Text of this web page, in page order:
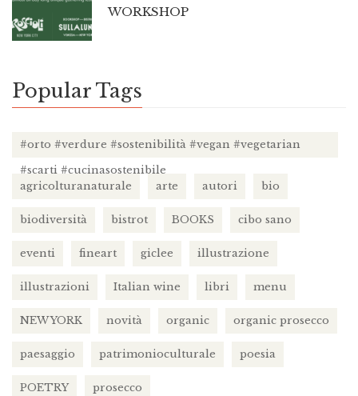
WORKSHOP
Popular Tags
#orto #verdure #sostenibilità #vegan #vegetarian
#scarti #cucinasostenibile
agricolturanaturale
arte autori bio
biodiversità bistrot BOOKS cibo sano
eventi fineart giclee illustrazione
illustrazioni Italian wine libri menu
NEW YORK novità organic organic prosecco
paesaggio patrimonioculturale poesia
POETRY prosecco